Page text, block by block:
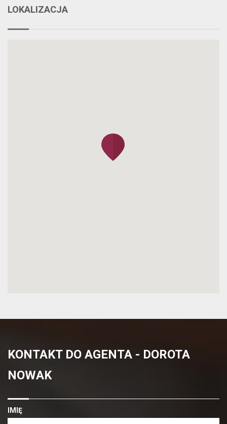
LOKALIZACJA
KONTAKT DO AGENTA - DOROTA
NOWAK
IMIĘ